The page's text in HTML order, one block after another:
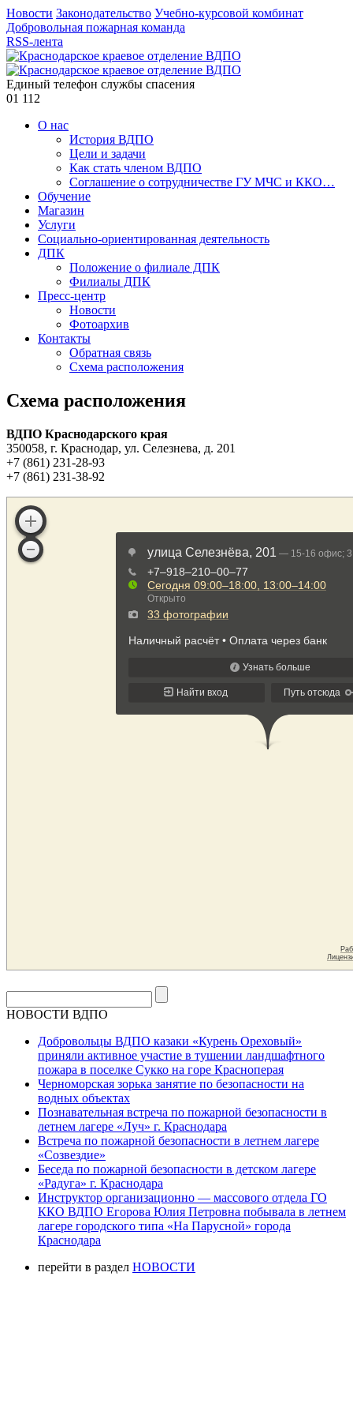
Новости Законодательство Учебно-курсовой комбинат
Добровольная пожарная команда
RSS-лента
Единый телефон службы спасения
01 112
О нас
История ВДПО
Цели и задачи
Как стать членом ВДПО
Соглашение о сотрудничестве ГУ МЧС и ККО…
Обучение
Магазин
Услуги
Социально-ориентированная деятельность
ДПК
Положение о филиале ДПК
Филиалы ДПК
Пресс-центр
Новости
Фотоархив
Контакты
Обратная связь
Схема расположения
Схема расположения
ВДПО Краснодарского края
350058, г. Краснодар, ул. Селезнева, д. 201
+7 (861) 231-28-93
+7 (861) 231-38-92
НОВОСТИ ВДПО
Добровольцы ВДПО казаки «Курень Ореховый»
приняли активное участие в тушении ландшафтного
пожара в поселке Сукко на горе Красноперая
Черноморская зорька занятие по безопасности на
водных объектах
Познавательная встреча по пожарной безопасности в
летнем лагере «Луч» г. Краснодара
Встреча по пожарной безопасности в летнем лагере
«Созвездие»
Беседа по пожарной безопасности в детском лагере
«Радуга» г. Краснодара
Инструктор организационно — массового отдела ГО
ККО ВДПО Егорова Юлия Петровна побывала в летнем
лагере городского типа «На Парусной» города
Краснодара
перейти в раздел НОВОСТИ